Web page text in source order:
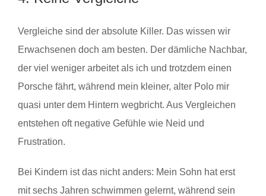
Vergleiche sind der absolute Killer. Das wissen wir
Erwachsenen doch am besten. Der dämliche Nachbar,
der viel weniger arbeitet als ich und trotzdem einen
Porsche fährt, während mein kleiner, alter Polo mir
quasi unter dem Hintern wegbricht. Aus Vergleichen
entstehen oft negative Gefühle wie Neid und
Frustration.
Bei Kindern ist das nicht anders: Mein Sohn hat erst
mit sechs Jahren schwimmen gelernt, während sein